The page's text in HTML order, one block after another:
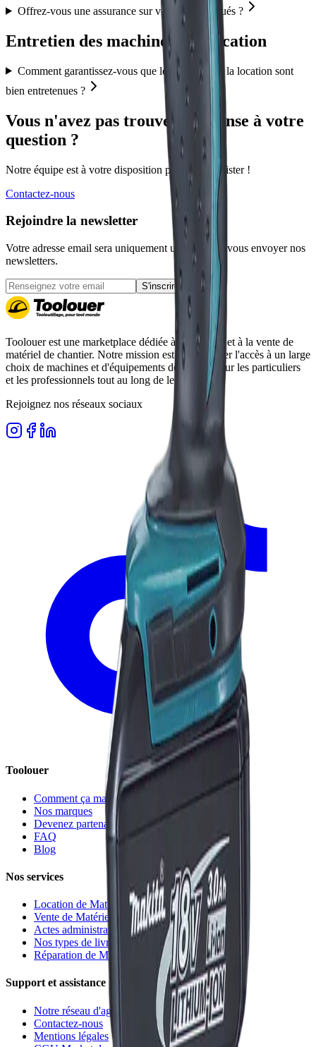
Offrez-vous une assurance sur vos produits loués ?
Entretien des machines à la location
Comment garantissez-vous que les machines à la location sont
bien entretenues ?
Vous n'avez pas trouvé la réponse à votre
question ?
Notre équipe est à votre disposition pour vous assister !
Contactez-nous
Rejoindre la newsletter
Votre adresse email sera uniquement utilisée pour vous envoyer nos
newsletters.
S'inscrire
Toolouer est une marketplace dédiée à la location et à la vente de
matériel de chantier. Notre mission est de simplifier l'accès à un large
choix de machines et d'équipements de qualité pour les particuliers
et les professionnels tout au long de leurs projets.
Rejoignez nos réseaux sociaux
Toolouer
Comment ça marche
Nos marques
Devenez partenaire ?
FAQ
Blog
Nos services
Location de Matériel
Vente de Matériel
Actes administratifs
Nos types de livraison
Réparation de Matériel
Support et assistance
Notre réseau d'agences
Contactez-nous
Mentions légales